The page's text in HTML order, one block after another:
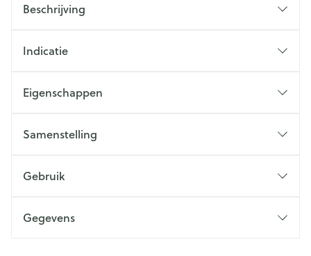
Beschrijving
Indicatie
Eigenschappen
Samenstelling
Gebruik
Gegevens